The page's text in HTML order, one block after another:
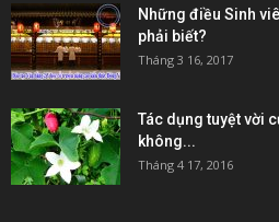
Những điều Sinh
phải biết?
Tháng 3 16, 2017
Tác dụng tuyệt vời
không...
Tháng 4 17, 2016